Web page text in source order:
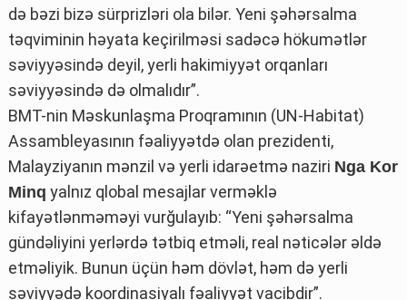
də bəzi bizə sürprizləri ola bilər. Yeni şəhərsalma
təqviminin həyata keçirilməsi sadəcə hökumətlər
səviyyəsində deyil, yerli hakimiyyət orqanları
səviyyəsində də olmalıdır”.
BMT-nin Məskunlaşma Proqramının (UN-Habitat)
Assambleyasının fəaliyyətdə olan prezidenti,
Malayziyanın mənzil və yerli idarəetmə naziri Nga Kor
Minq yalnız qlobal mesajlar verməklə
kifayətlənməməyi vurğulayıb: “Yeni şəhərsalma
gündəliyini yerlərdə tətbiq etməli, real nəticələr əldə
etməliyik. Bunun üçün həm dövlət, həm də yerli
səviyyədə koordinasiyalı fəaliyyət vacibdir”.